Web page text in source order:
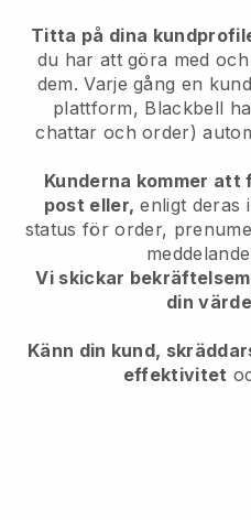
Titta på dina
du har att göra med
dem. Varje gång en
plattform, Blackbell
chattar och order)
Kunderna kommer att
post eller, enligt deras
status för order,
Vi skickar
din
Känn din kund,
effektivitet